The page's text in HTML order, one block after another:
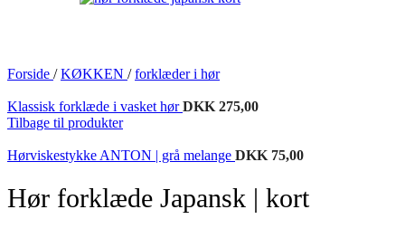
Forside / KØKKEN / forklæder i hør
Klassisk forklæde i vasket hørDKK 275,00
Tilbage til produkter
Hørviskestykke ANTON | grå melange DKK 75,00
Hør forklæde Japansk | kort